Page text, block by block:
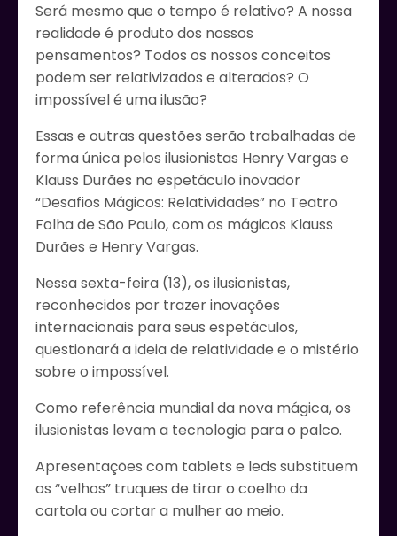
Será mesmo que o tempo é relativo? A nossa
realidade é produto dos nossos
pensamentos? Todos os nossos conceitos
podem ser relativizados e alterados? O
impossível é uma ilusão?
Essas e outras questões serão trabalhadas de
forma única pelos ilusionistas Henry Vargas e
Klauss Durães no espetáculo inovador
“Desafios Mágicos: Relatividades” no Teatro
Folha de São Paulo, com os mágicos Klauss
Durães e Henry Vargas.
Nessa sexta-feira (13), os ilusionistas,
reconhecidos por trazer inovações
internacionais para seus espetáculos,
questionará a ideia de relatividade e o mistério
sobre o impossível.
Como referência mundial da nova mágica, os
ilusionistas levam a tecnologia para o palco.
Apresentações com tablets e leds substituem
os “velhos” truques de tirar o coelho da
cartola ou cortar a mulher ao meio.